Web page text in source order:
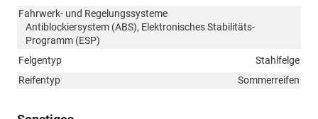
Fahrwerk- und Regelungssysteme
Antiblockiersystem (ABS), Elektronisches Stabilitäts-
Programm (ESP)
Felgentyp
Stahlfelge
Reifentyp
Sommerreifen